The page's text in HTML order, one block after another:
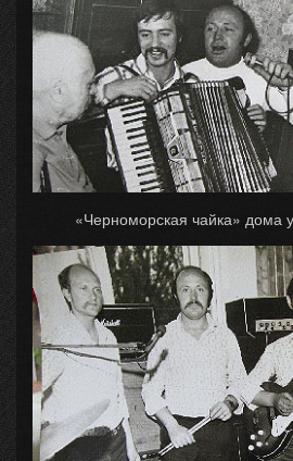
«Черноморская чайка» дома